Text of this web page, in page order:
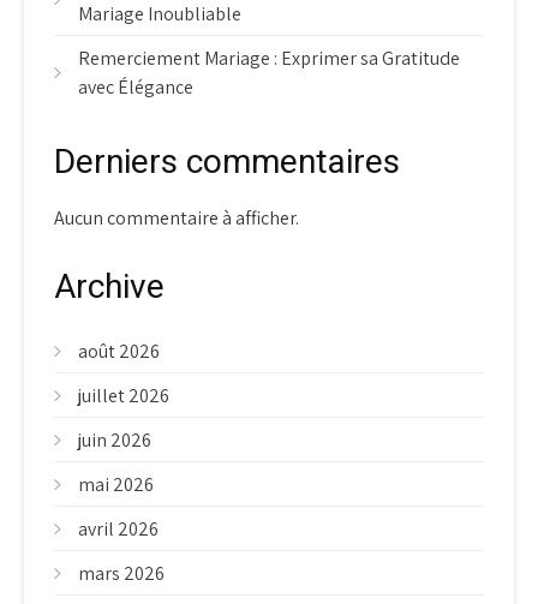
Mariage Inoubliable
Remerciement Mariage : Exprimer sa Gratitude
avec Élégance
Derniers commentaires
Aucun commentaire à afficher.
Archive
août 2026
juillet 2026
juin 2026
mai 2026
avril 2026
mars 2026